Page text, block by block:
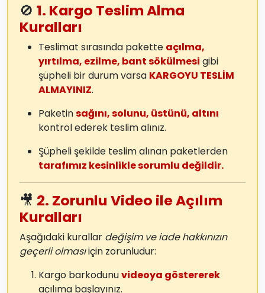
🚫 1. Kargo Teslim Alma
Kuralları
Teslimat sırasında pakette açılma,
yırtılma, ezilme, bant sökülmesi gibi
şüpheli bir durum varsa KARGOYU TESLİM
ALMAYINIZ.
Paketinsağını, solunu, üstünü, altını
kontrol ederek teslim alınız.
Şüpheli şekilde teslim alınan paketlerden
tarafımız kesinlikle sorumlu değildir.
🎥 2. Zorunlu Video ile Açılım
Kuralları
Aşağıdaki kurallar değişim ve iade hakkınızın
geçerli olmasıiçin zorunludur:
Kargo barkodunuvideoya göstererek
açılıma başlayınız.